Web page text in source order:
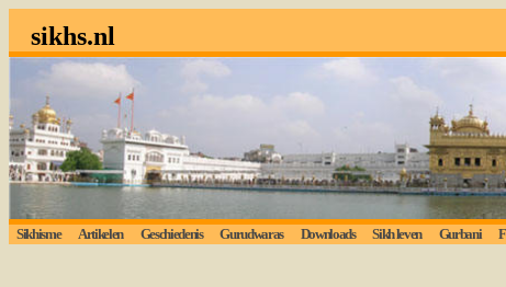
sikhs.nl
Sikhisme Artikelen Geschiedenis Gurudwaras Downloads Sikh leven Gurbani